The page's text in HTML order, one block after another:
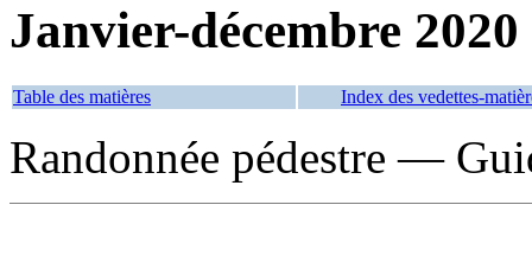
Janvier-décembre 2020
Table des matières Index des vedettes-
Randonnée pédestre —